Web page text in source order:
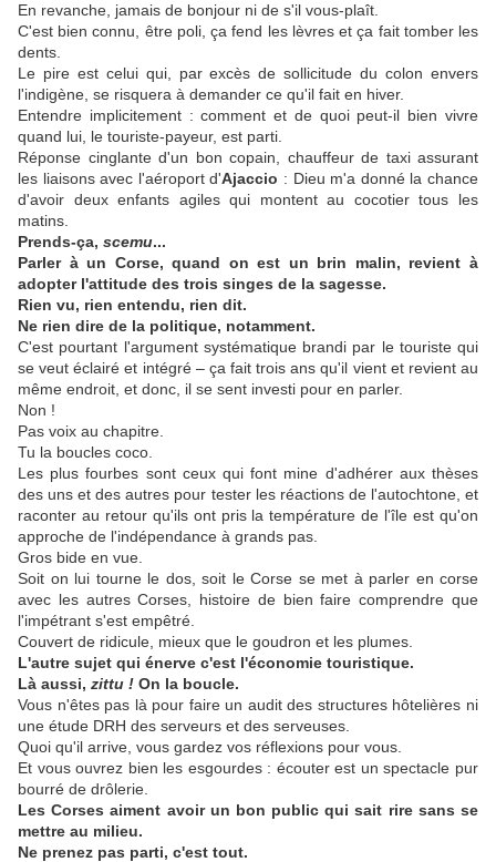
En revanche, jamais de bonjour ni de s'il vous-plaît.
C'est bien connu, être poli, ça fend les lèvres et ça fait tomber les
dents.
Le pire est celui qui, par excès de sollicitude du colon envers
l'indigène, se risquera à demander ce qu'il fait en hiver.
Entendre implicitement : comment et de quoi peut-il bien vivre
quand lui, le touriste-payeur, est parti.
Réponse cinglante d'un bon copain, chauffeur de taxi assurant
les liaisons avec l'aéroport d'Ajaccio : Dieu m'a donné la chance
d'avoir deux enfants agiles qui montent au cocotier tous les
matins.
Prends-ça, scemu...
Parler à un Corse, quand on est un brin malin, revient à
adopter l'attitude des trois singes de la sagesse.
Rien vu, rien entendu, rien dit.
Ne rien dire de la politique, notamment.
C'est pourtant l'argument systématique brandi par le touriste qui
se veut éclairé et intégré – ça fait trois ans qu'il vient et revient au
même endroit, et donc, il se sent investi pour en parler.
Non !
Pas voix au chapitre.
Tu la boucles coco.
Les plus fourbes sont ceux qui font mine d'adhérer aux thèses
des uns et des autres pour tester les réactions de l'autochtone, et
raconter au retour qu'ils ont pris la température de l'île est qu'on
approche de l'indépendance à grands pas.
Gros bide en vue.
Soit on lui tourne le dos, soit le Corse se met à parler en corse
avec les autres Corses, histoire de bien faire comprendre que
l'impétrant s'est empêtré.
Couvert de ridicule, mieux que le goudron et les plumes.
L'autre sujet qui énerve c'est l'économie touristique.
Là aussi, zittu ! On la boucle.
Vous n'êtes pas là pour faire un audit des structures hôtelières ni
une étude DRH des serveurs et des serveuses.
Quoi qu'il arrive, vous gardez vos réflexions pour vous.
Et vous ouvrez bien les esgourdes : écouter est un spectacle pur
bourré de drôlerie.
Les Corses aiment avoir un bon public qui sait rire sans se
mettre au milieu.
Ne prenez pas parti, c'est tout.